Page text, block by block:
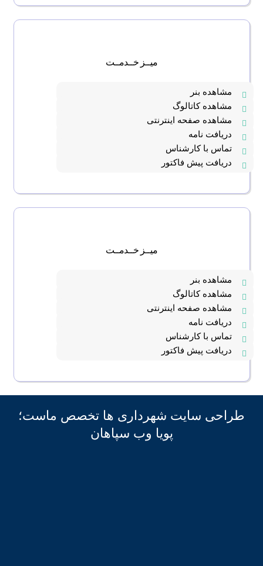
میــز خــدمــت
مشاهده بنر
مشاهده کاتالوگ
مشاهده صفحه اینترنتی
دریافت نامه
تماس با کارشناس
دریافت پیش فاکتور
میــز خــدمــت
مشاهده بنر
مشاهده کاتالوگ
مشاهده صفحه اینترنتی
دریافت نامه
تماس با کارشناس
دریافت پیش فاکتور
طراحی سایت شهرداری ها تخصص ماست؛
پویا وب سپاهان